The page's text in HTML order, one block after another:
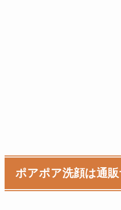
ポアポア洗顔は通